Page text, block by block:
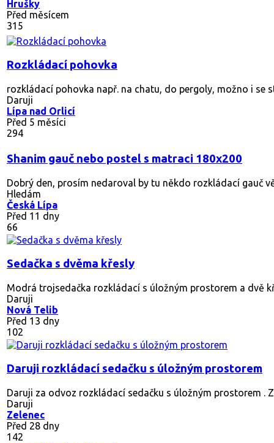
Hrušky
Před měsícem
315
Rozkládací pohovka
rozkládací pohovka např. na chatu, do pergoly, možno i se
Daruji
Lípa nad Orlicí
Před 5 měsíci
294
Shanim gauč nebo postel s matraci 180x200
Dobrý den, prosím nedaroval by tu někdo rozkládací gauč
Hledám
Česká Lípa
Před 11 dny
66
Sedačka s dvěma křesly
Modrá trojsedačka rozkládací s úložným prostorem a dvě
Daruji
Nová Telib
Před 13 dny
102
Daruji rozkládací sedačku s úložným prostorem
Daruji za odvoz rozkládací sedačku s úložným prostorem .
Daruji
Zelenec
Před 28 dny
142